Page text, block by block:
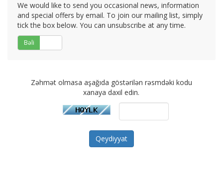
We would like to send you occasional news, information
and special offers by email. To join our mailing list, simply
tick the box below. You can unsubscribe at any time.
Bəli
Zəhmət olmasa aşağıda göstərilən rəsmdəki kodu
xanaya daxil edin.